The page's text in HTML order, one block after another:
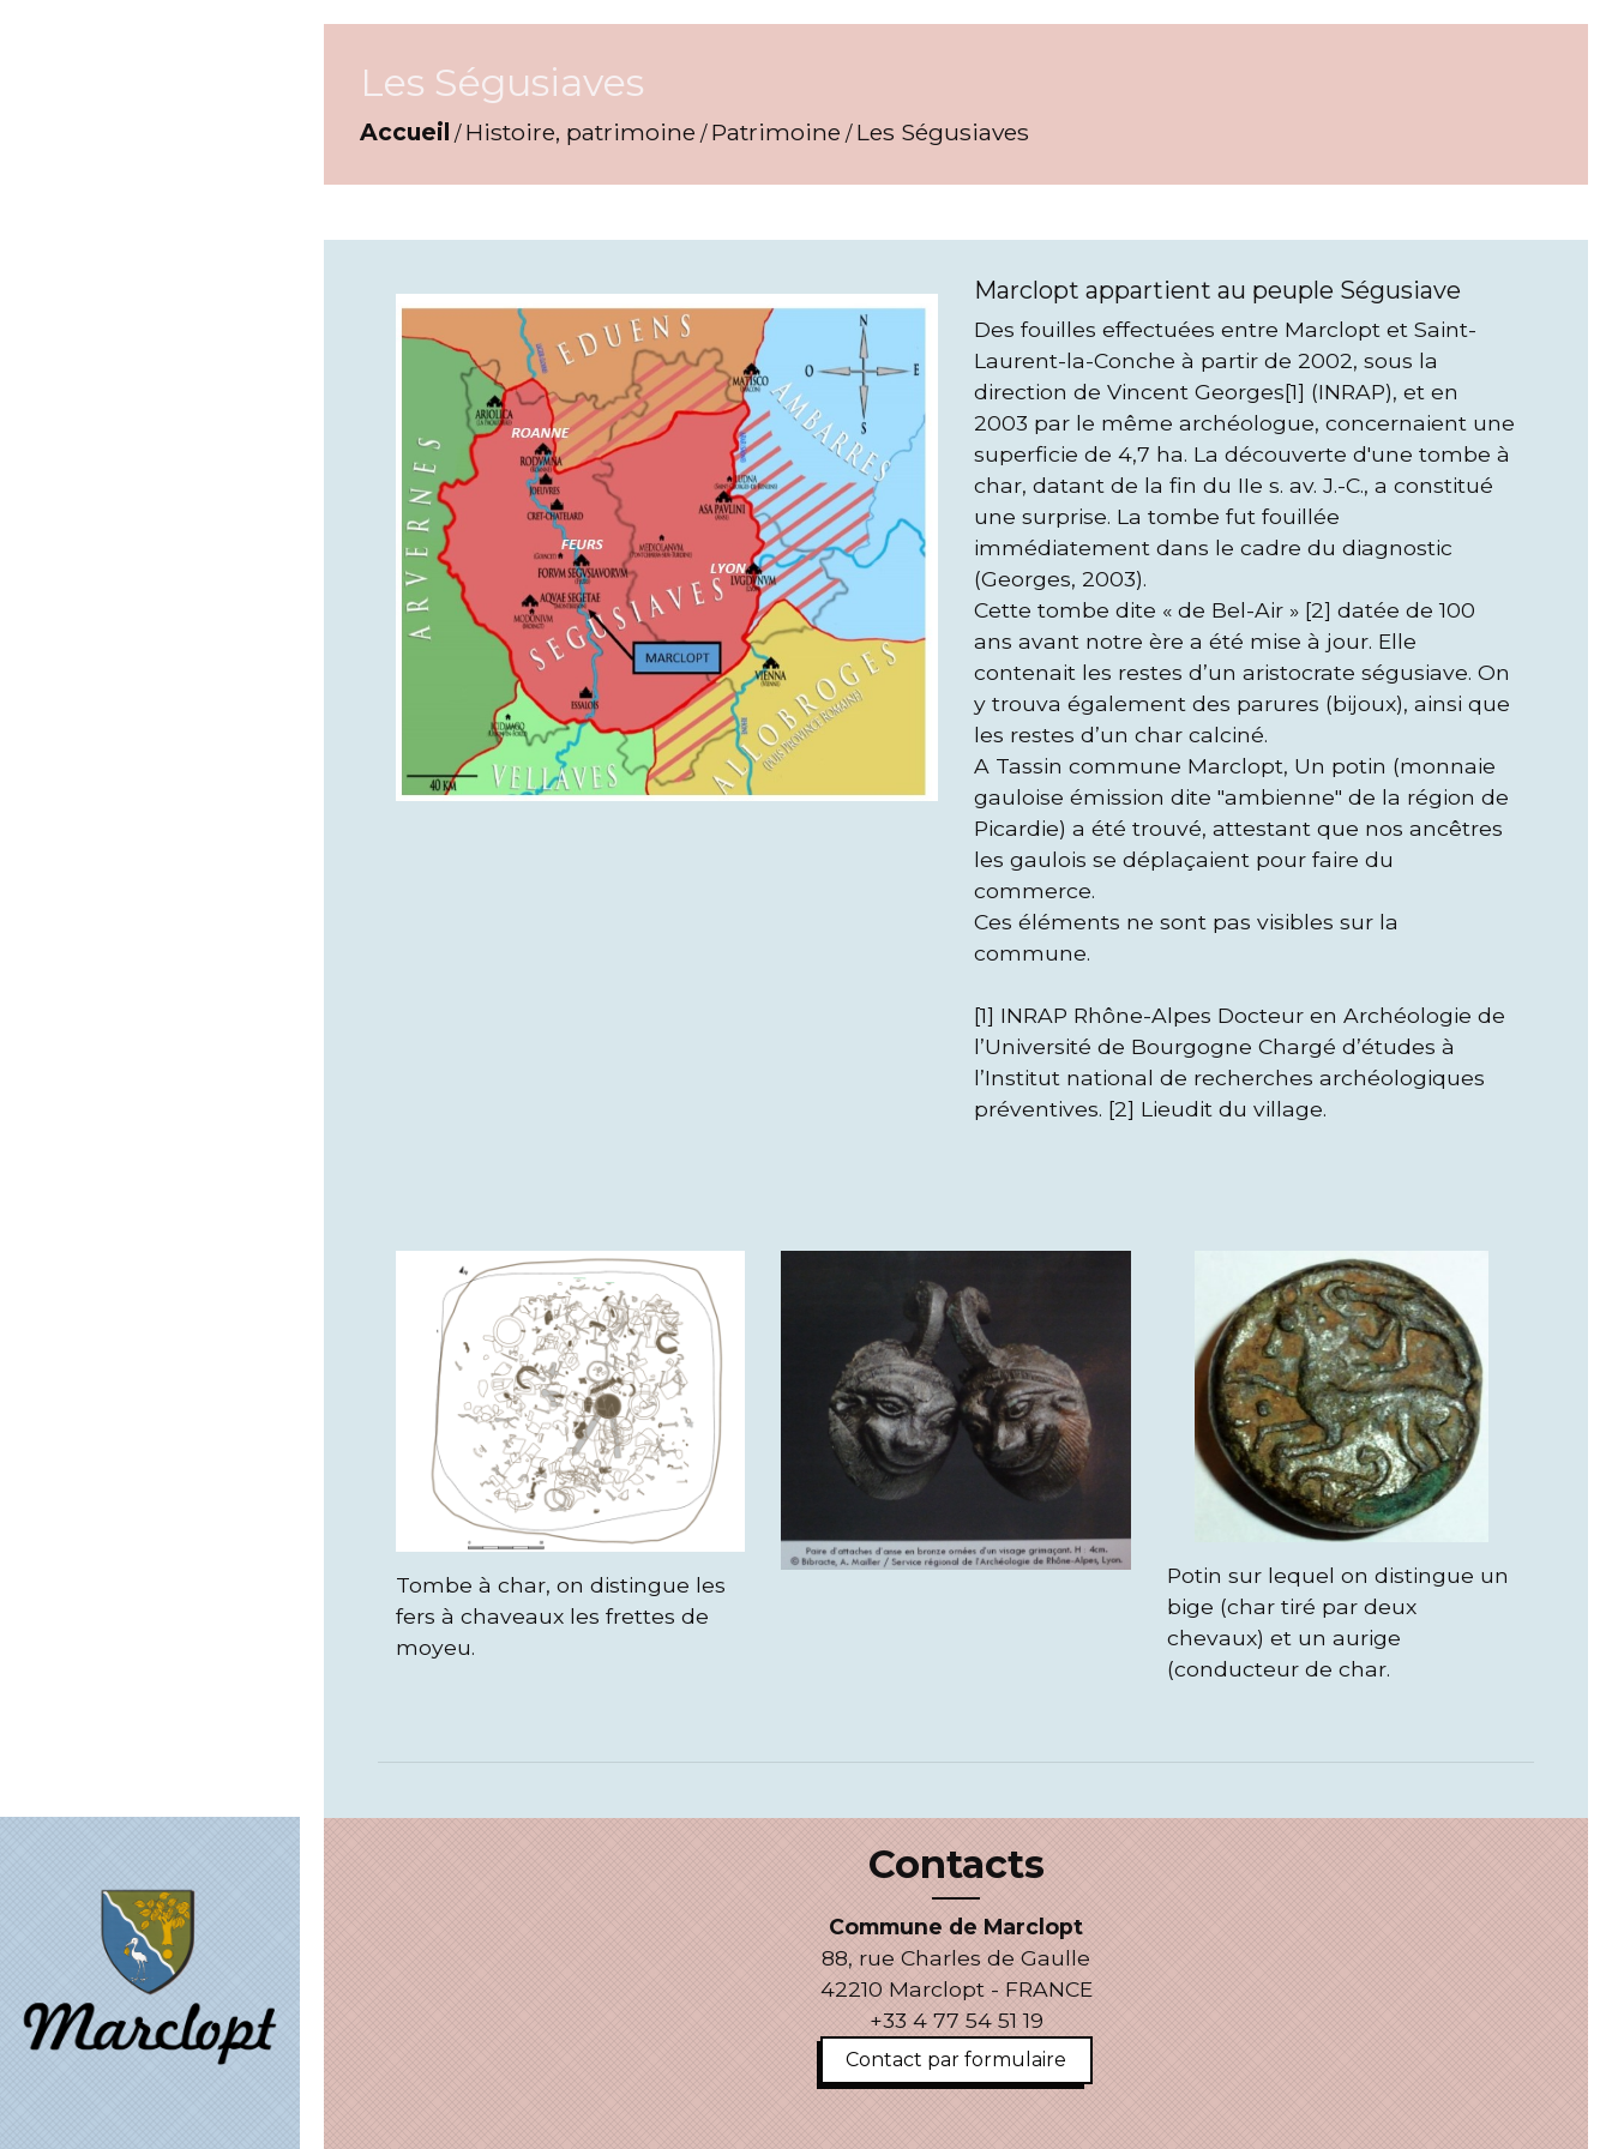
Les Ségusiaves
Accueil / Histoire, patrimoine / Patrimoine / Les Ségusiaves
Marclopt appartient au peuple Ségusiave
Des fouilles effectuées entre Marclopt et Saint-
Laurent-la-Conche à partir de 2002, sous la
direction de Vincent Georges[1] (INRAP), et en
2003 par le même archéologue, concernaient une
superficie de 4,7 ha. La découverte d'une tombe à
char, datant de la fin du IIe s. av. J.-C., a constitué
une surprise. La tombe fut fouillée
immédiatement dans le cadre du diagnostic
(Georges, 2003).
Cette tombe dite « de Bel-Air » [2] datée de 100
ans avant notre ère a été mise à jour. Elle
contenait les restes d’un aristocrate ségusiave. On
y trouva également des parures (bijoux), ainsi que
les restes d’un char calciné.
A Tassin commune Marclopt, Un potin (monnaie
gauloise émission dite "ambienne" de la région de
Picardie) a été trouvé, attestant que nos ancêtres
les gaulois se déplaçaient pour faire du
commerce.
Ces éléments ne sont pas visibles sur la
commune.
[1] INRAP Rhône-Alpes Docteur en Archéologie de
l’Université de Bourgogne Chargé d’études à
l’Institut national de recherches archéologiques
préventives. [2] Lieudit du village.
Tombe à char, on distingue les
fers à chaveaux les frettes de
moyeu.
Potin sur lequel on distingue un
bige (char tiré par deux
chevaux) et un aurige
(conducteur de char.
Contacts
Commune de Marclopt
88, rue Charles de Gaulle
42210 Marclopt - FRANCE
+33 4 77 54 51 19
Contact par formulaire